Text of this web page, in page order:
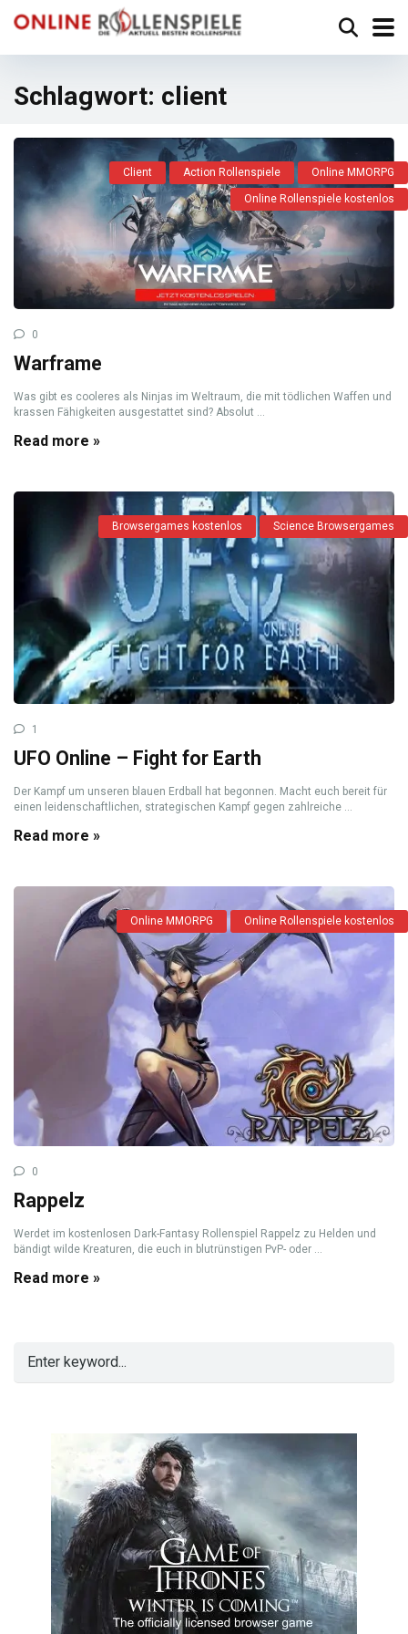
Schlagwort: client
Client Action Rollenspiele Online MMORPG
Online Rollenspiele kostenlos
0
Warframe
Was gibt es cooleres als Ninjas im Weltraum, die mit tödlichen Waffen und
krassen Fähigkeiten ausgestattet sind? Absolut ...
Read more »
Browsergames kostenlos Science Browsergames
1
UFO Online – Fight for Earth
Der Kampf um unseren blauen Erdball hat begonnen. Macht euch bereit für
einen leidenschaftlichen, strategischen Kampf gegen zahlreiche ...
Read more »
Online MMORPG Online Rollenspiele kostenlos
0
Rappelz
Werdet im kostenlosen Dark-Fantasy Rollenspiel Rappelz zu Helden und
bändigt wilde Kreaturen, die euch in blutrünstigen PvP- oder ...
Read more »